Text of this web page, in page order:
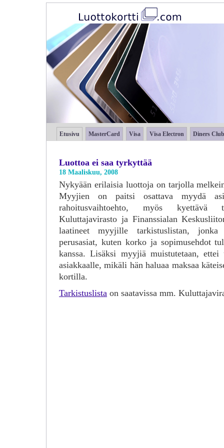
Etusivu MasterCard Visa Visa Electron Diners Club
Luottoa ei saa tyrkyttää
18 Maaliskuu, 2008
Nykyään erilaisia luottoja on tarjolla
Myyjien on paitsi osattava myydä
rahoitusvaihtoehto, myös kyettävä
Kuluttajavirasto ja Finanssialan
laatineet myyjille tarkistuslistan,
perusasiat, kuten korko ja sopimusehdot
kanssa. Lisäksi myyjiä muistutetaan,
asiakkaalle, mikäli hän haluaa maksaa
kortilla.
Tarkistuslista on saatavissa mm.